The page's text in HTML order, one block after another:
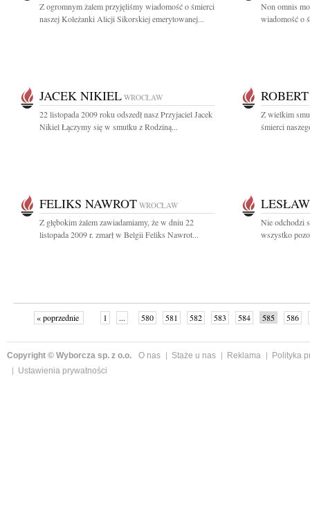
Z ogromnym żalem przyjęliśmy wiadomość o śmierci
naszej Koleżanki Alicji Sikorskiej emerytowanej...
Non omnis
wiadomość o
JACEK NIKIEL WROCŁAW
22 listopada 2009 roku odszedł nasz Przyjaciel Jacek
Nikiel Łączymy się w smutku z Rodziną...
Z wielkim
śmierci
FELIKS NAWROT WROCŁAW
Z głębokim żalem zawiadamiamy, że w dniu 22
listopada 2009 r. zmarł w Belgii Feliks Nawrot...
Nie odchodzi
wszystko
« poprzednie 1 ... 580 581 582 583 584 585
586
Copyright © Wyborcza sp. z o.o. O nas Staże u nas Reklama
Polityka
Ustawienia prywatności